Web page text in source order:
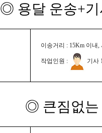
◎ 용달 운송+기
이송거리 : 15Km 이내,
작업인원 : 기사
◎ 큰짐없는